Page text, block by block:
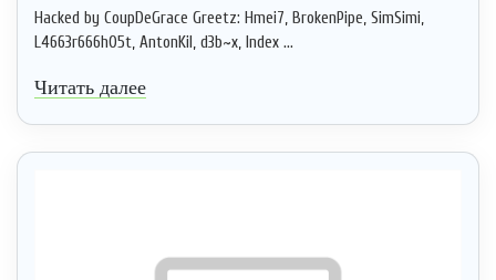
Hacked by CoupDeGrace Greetz: Hmei7, BrokenPipe, SimSimi,
L4663r666h05t, AntonKil, d3b~x, Index ...
Читать далее